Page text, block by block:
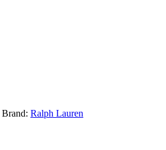
Brand: Ralph Lauren